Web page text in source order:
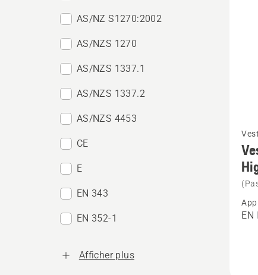
AS/NZ S1270:2002
AS/NZS 1270
AS/NZS 1337.1
AS/NZS 1337.2
AS/NZS 4453
CE
E
EN 343
EN 352-1
Afficher plus
plus
Veste
EN